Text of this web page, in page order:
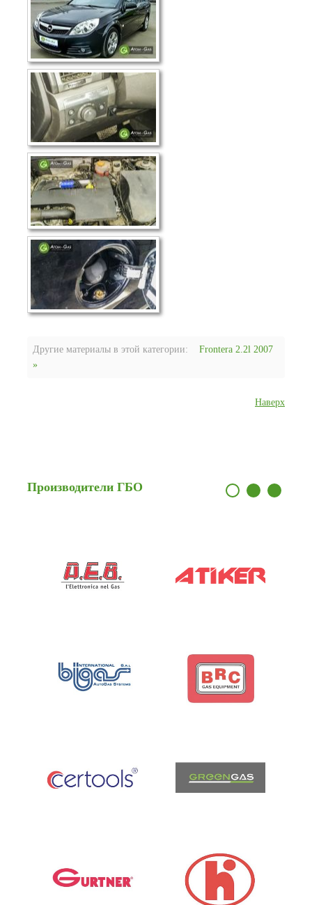
Другие материалы в этой категории:
Frontera 2.2l 2007
»
Наверх
Производители ГБО